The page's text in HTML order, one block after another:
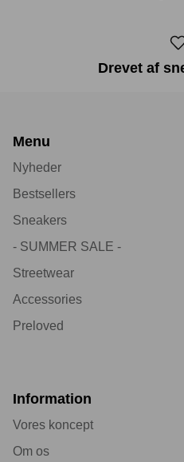
Drevet af
Menu
Nyheder
Bestsellers
Sneakers
- SUMMER SALE -
Streetwear
Accessories
Preloved
Information
Vores koncept
Om os